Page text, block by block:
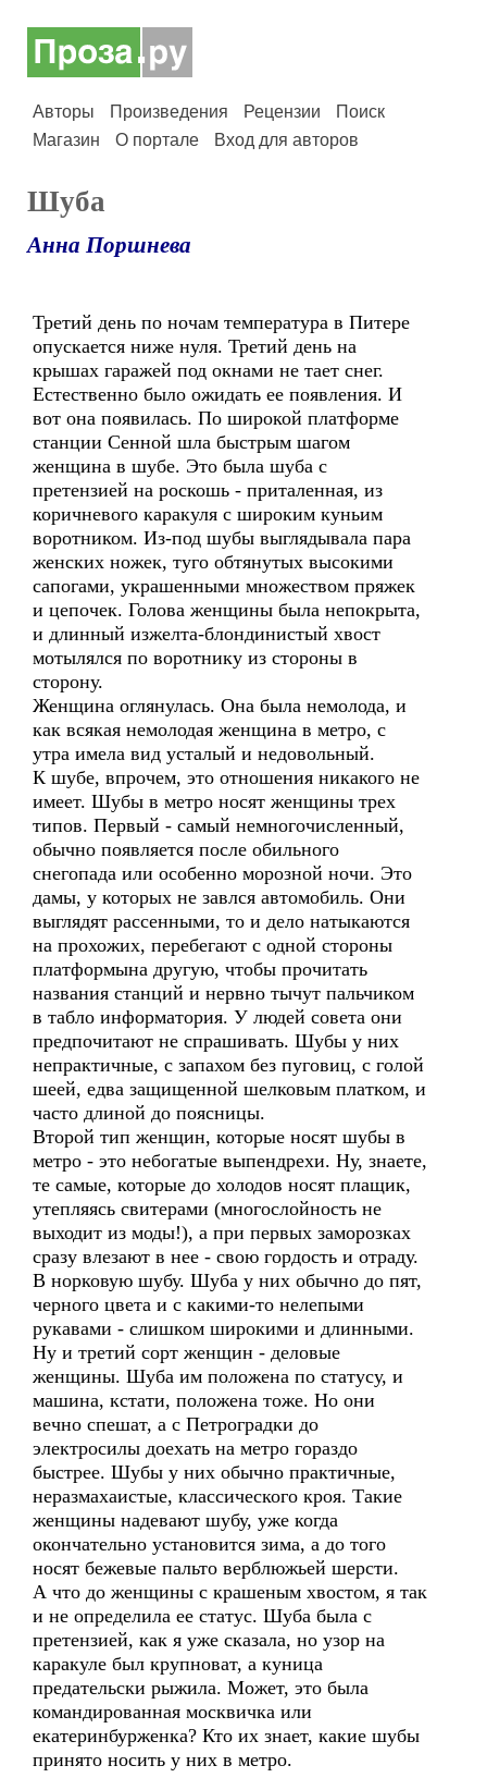
Авторы Произведения Рецензии
Поиск
Магазин
О портале Вход для авторов
Шуба
Анна Поршнева
Третий день по ночам температура в Питере
опускается ниже нуля. Третий день на
крышах гаражей под окнами не тает снег.
Естественно было ожидать ее появления. И
вот она появилась. По широкой платформе
станции Сенной шла быстрым шагом
женщина в шубе. Это была шуба с
претензией на роскошь - приталенная, из
коричневого каракуля с широким куньим
воротником. Из-под шубы выглядывала пара
женских ножек, туго обтянутых высокими
сапогами, украшенными множеством пряжек
и цепочек. Голова женщины была непокрыта,
и длинный изжелта-блондинистый хвост
мотылялся по воротнику из стороны в
сторону.
Женщина оглянулась. Она была немолода, и
как всякая немолодая женщина в метро, с
утра имела вид усталый и недовольный.
К шубе, впрочем, это отношения никакого не
имеет. Шубы в метро носят женщины трех
типов. Первый - самый немногочисленный,
обычно появляется после обильного
снегопада или особенно морозной ночи. Это
дамы, у которых не завлся автомобиль. Они
выглядят рассенными, то и дело натыкаются
на прохожих, перебегают с одной стороны
платформына другую, чтобы прочитать
названия станций и нервно тычут пальчиком
в табло информатория. У людей совета они
предпочитают не спрашивать. Шубы у них
непрактичные, с запахом без пуговиц, с голой
шеей, едва защищенной шелковым платком, и
часто длиной до поясницы.
Второй тип женщин, которые носят шубы в
метро - это небогатые выпендрехи. Ну, знаете,
те самые, которые до холодов носят плащик,
утепляясь свитерами (многослойность не
выходит из моды!), а при первых заморозках
сразу влезают в нее - свою гордость и отраду.
В норковую шубу. Шуба у них обычно до пят,
черного цвета и с какими-то нелепыми
рукавами - слишком широкими и длинными.
Ну и третий сорт женщин - деловые
женщины. Шуба им положена по статусу, и
машина, кстати, положена тоже. Но они
вечно спешат, а с Петроградки до
электросилы доехать на метро гораздо
быстрее. Шубы у них обычно практичные,
неразмахаистые, классического кроя. Такие
женщины надевают шубу, уже когда
окончательно установится зима, а до того
носят бежевые пальто верблюжьей шерсти.
А что до женщины с крашеным хвостом, я так
и не определила ее статус. Шуба была с
претензией, как я уже сказала, но узор на
каракуле был крупноват, а куница
предательски рыжила. Может, это была
командированная москвичка или
екатеринбурженка? Кто их знает, какие шубы
принято носить у них в метро.